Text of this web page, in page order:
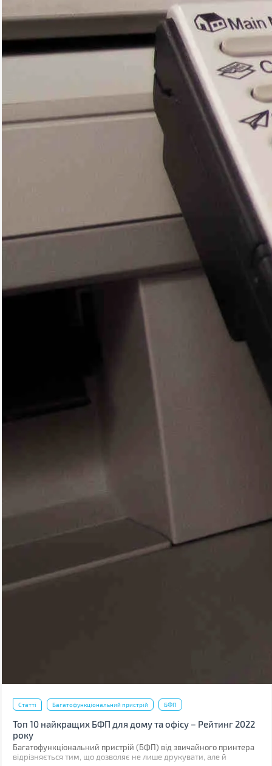
Статті Багатофункціональний пристрій БФП
Топ 10 найкращих БФП для дому та офісу – Рейтинг 2022
року
Багатофункціональний пристрій (БФП) від звичайного принтера
відрізняється тим, що дозволяє не лише друкувати, але й